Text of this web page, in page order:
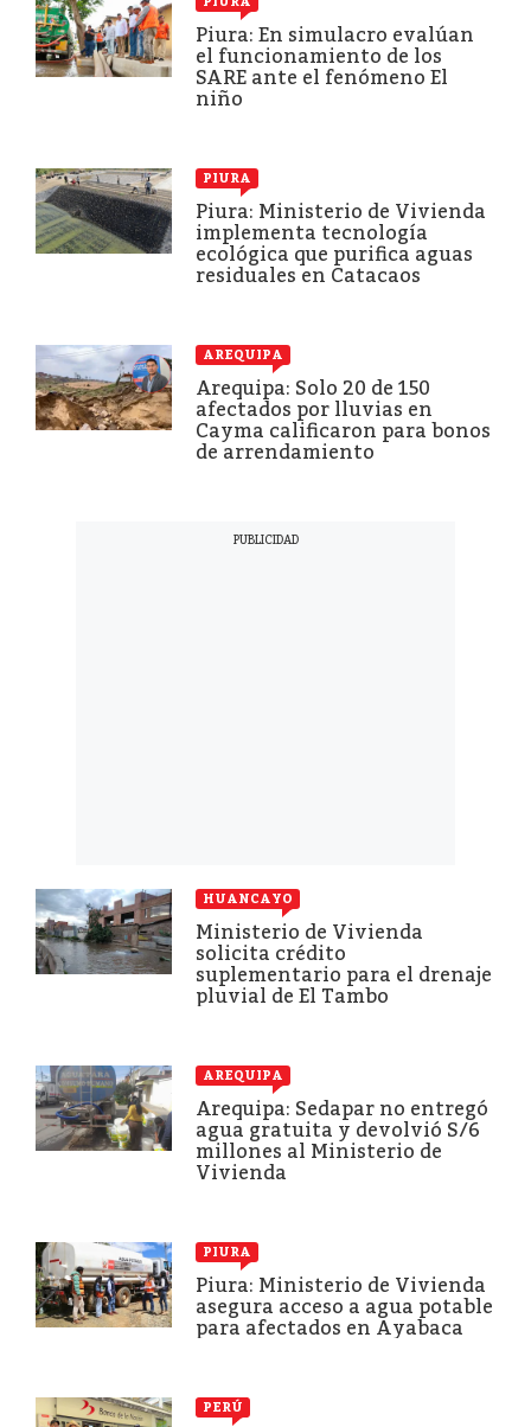
Piura: En simulacro evalúan
el funcionamiento de los
SARE ante el fenómeno El
niño
PIURA
Piura: Ministerio de Vivienda
implementa tecnología
ecológica que purifica aguas
residuales en Catacaos
AREQUIPA
Arequipa: Solo 20 de 150
afectados por lluvias en
Cayma calificaron para bonos
de arrendamiento
HUANCAYO
Ministerio de Vivienda
solicita crédito
suplementario para el drenaje
pluvial de El Tambo
AREQUIPA
Arequipa: Sedapar no entregó
agua gratuita y devolvió S/6
millones al Ministerio de
Vivienda
PIURA
Piura: Ministerio de Vivienda
asegura acceso a agua potable
para afectados en Ayabaca
PERÚ